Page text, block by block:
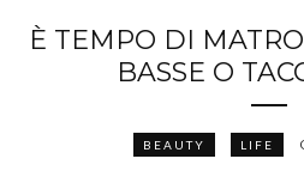
È TEMPO DI
BASSE O
BEAUTY LIFE